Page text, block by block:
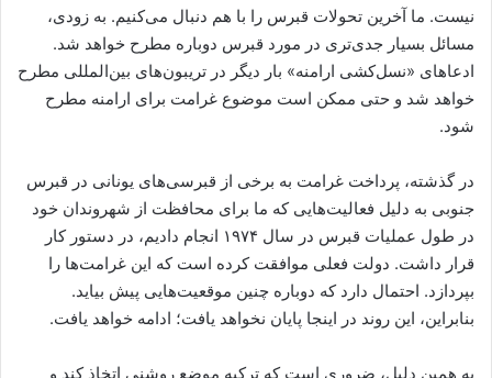
نیست. ما آخرین تحولات قبرس را با هم دنبال می‌کنیم. به زودی،
مسائل بسیار جدی‌تری در مورد قبرس دوباره مطرح خواهد شد.
ادعاهای «نسل‌کشی ارامنه» بار دیگر در تریبون‌های بین‌المللی مطرح
خواهد شد و حتی ممکن است موضوع غرامت برای ارامنه مطرح
شود.
در گذشته، پرداخت غرامت به برخی از قبرسی‌های یونانی در قبرس
جنوبی به دلیل فعالیت‌هایی که ما برای محافظت از شهروندان خود
در طول عملیات قبرس در سال ۱۹۷۴ انجام دادیم، در دستور کار
قرار داشت. دولت فعلی موافقت کرده است که این غرامت‌ها را
بپردازد. احتمال دارد که دوباره چنین موقعیت‌هایی پیش بیاید.
بنابراین، این روند در اینجا پایان نخواهد یافت؛ ادامه خواهد یافت.
به همین دلیل، ضروری است که ترکیه موضع روشنی اتخاذ کند و